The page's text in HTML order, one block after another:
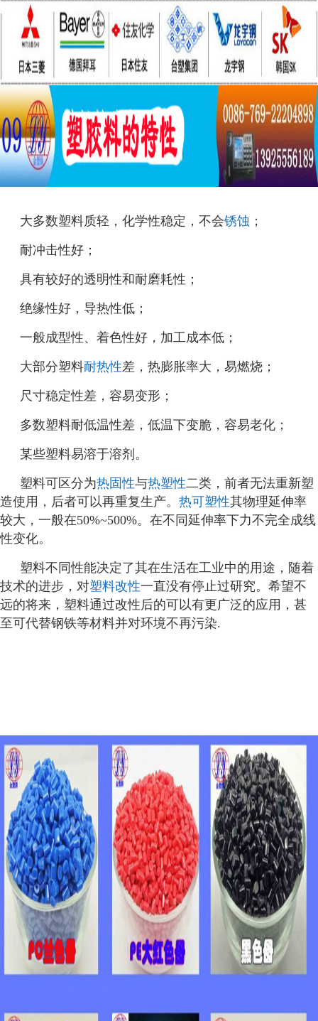
大多数塑料质轻，化学性稳定，不会锈蚀 ；
耐冲击性好；
具有较好的透明性和耐磨耗性；
绝缘性好，导热性低；
一般成型性、着色性好，加工成本低；
大部分塑料耐热性差，热膨胀率大，易燃烧；
尺寸稳定性差，容易变形；
多数塑料耐低温性差，低温下变脆，容易老化；
某些塑料易溶于溶剂。
塑料可区分为热固性与热塑性二类，前者无法重新塑
造使用，后者可以再重复生产。 热可塑性其物理延伸率
较大，一般在50%~500%。在不同延伸率下力不完全成线
性变化。
塑料不同性能决定了其在生活在工业中的用途，随着
技术的进步，对塑料改性一直没有停止过研究。希望不
远的将来，塑料通过改性后的可以有更广泛的应用，甚
至可代替钢铁等材料并对环境不再污染.